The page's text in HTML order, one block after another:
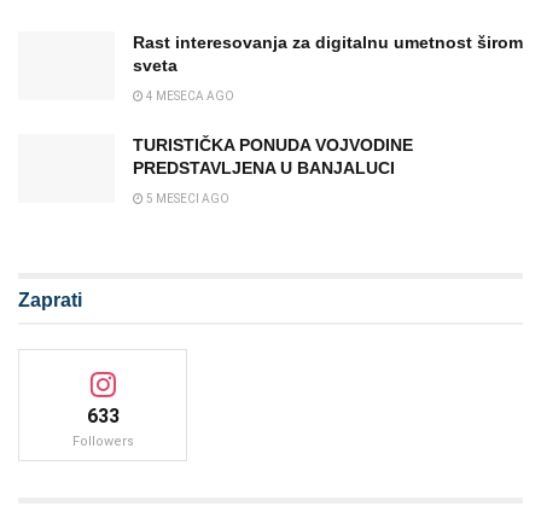
Rast interesovanja za digitalnu umetnost širom
sveta
4 MESECA AGO
TURISTIČKA PONUDA VOJVODINE
PREDSTAVLJENA U BANJALUCI
5 MESECI AGO
Zaprati
633
Followers